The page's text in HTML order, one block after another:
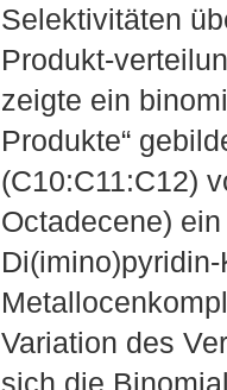
Selektivitäten
Produkt-
zeigte ein
Produkte“
(C10:C11:C12)
Octadecene)
Variation des
sich die